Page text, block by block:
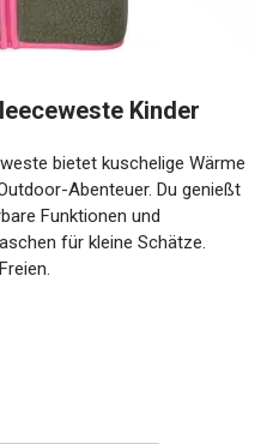
für Outdoor-Abenteuer.
integrierbare Funktionen
Taschen für kleine
im Freien.